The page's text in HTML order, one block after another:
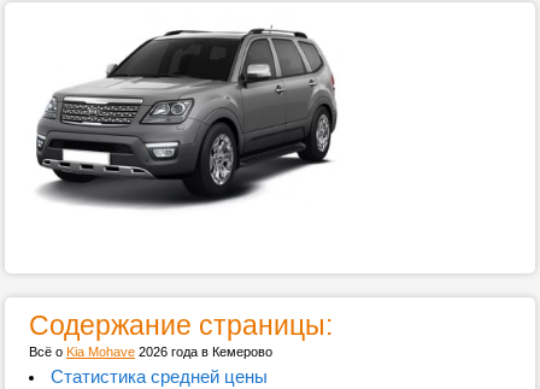
Содержание страницы:
Всё о Kia Mohave 2026 года в Кемерово
Статистика средней цены